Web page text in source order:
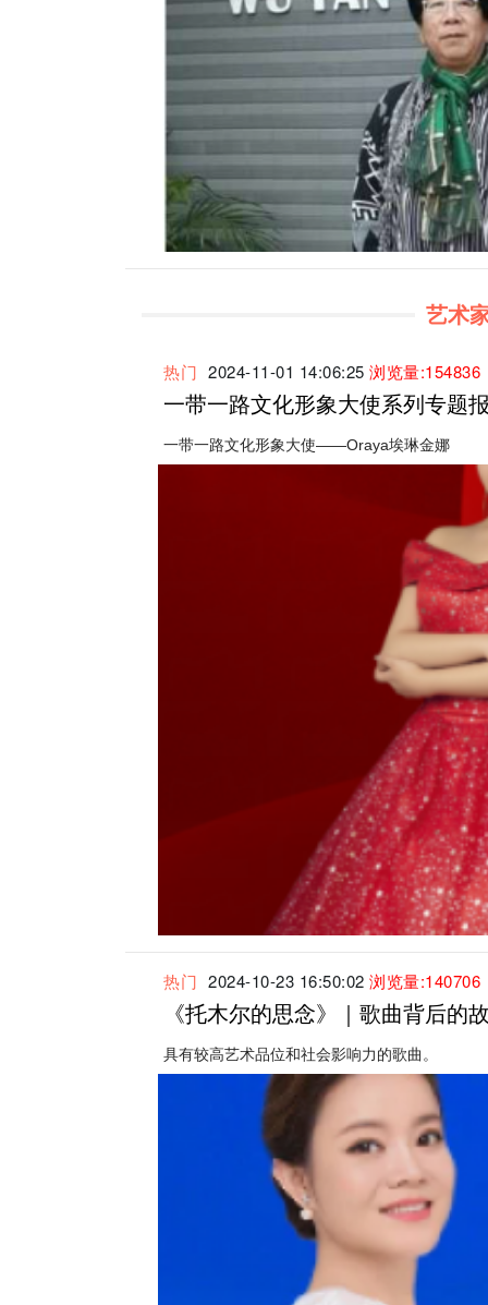
艺术
热门 2024-11-01 14:06:25 浏览量:154836
一带一路文化形象大使系列专题
一带一路文化形象大使——Oraya埃琳金娜
热门 2024-10-23 16:50:02 浏览量:140706
《托木尔的思念》｜歌曲背后的
具有较高艺术品位和社会影响力的歌曲。